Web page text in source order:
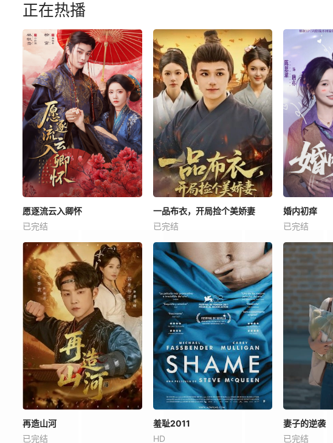
正在热播
愿逐流云入卿怀
已完结
一品布衣，开局捡个美娇妻
已完结
婚内初痒
已完结
再造山河
已完结
羞耻2011
HD
妻子的逆袭
已完结